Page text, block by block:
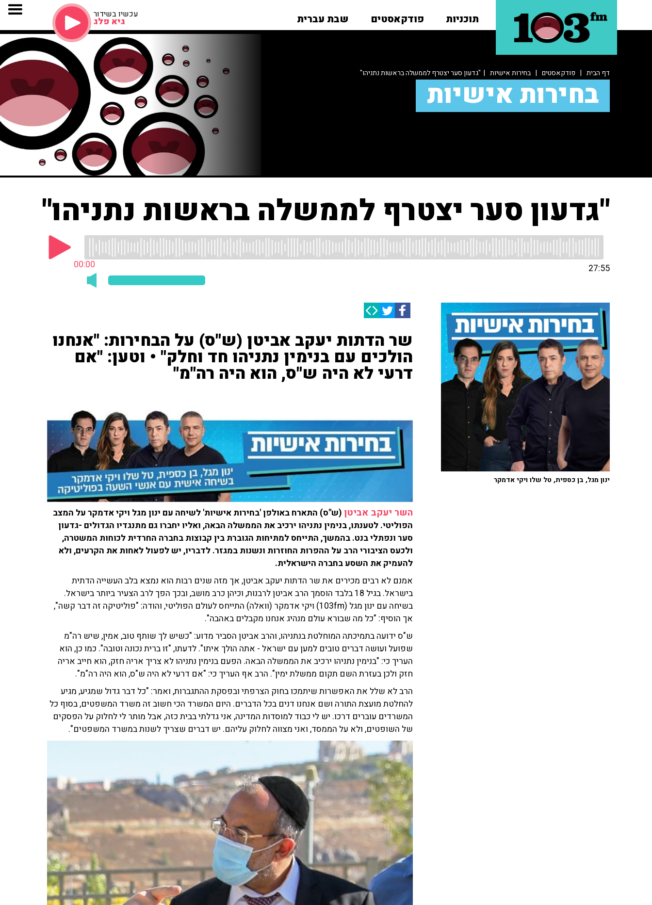
תוכניות פודקאסטים שבת עברית עכשיו בשידור
גיא פלג
דף הבית | פודקאסטים | בחירות אישיות | "גדעון סער יצטרף לממשלה בראשות נתניהו"
בחירות אישיות
"גדעון סער יצטרף לממשלה בראשות נתניהו"
00:00 27:55
שר הדתות יעקב אביטן (ש"ס) על הבחירות: "אנחנו
הולכים עם בנימין נתניהו חד וחלק" • וטען: "אם
דרעי לא היה ש"ס, הוא היה רה"מ"
השר יעקב אביטן (ש"ס) התארח באולפן 'בחירות אישיות' לשיחה עם ינון מגל ויקי אדמקר על המצב
הפוליטי. לטענתו, בנימין נתניהו ירכיב את הממשלה הבאה, ואליו יחברו גם מתנגדיו הגדולים -גדעון
סער ונפתלי בנט. בהמשך, התייחס למתיחות הגוברת בין קבוצות בחברה החרדית לכוחות המשטרה,
ולכעס הציבורי הרב על ההפרות החוזרות ונשנות במגזר. לדבריו, יש לפעול לאחות את הקרעים, ולא
להעמיק את השסע בחברה הישראלית.
אמנם לא רבים מכירים את שר הדתות יעקב אביטן, אך מזה שנים רבות הוא נמצא בלב העשייה הדתית
בישראל. בגיל 18 בלבד הוסמך הרב אביטן לרבנות, וכיהן כרב מושב, ובכך הפך לרב הצעיר ביותר בישראל.
בשיחה עם ינון מגל (103fm) ויקי אדמקר (וואלה) התייחס לעולם הפוליטי, והודה: "פוליטיקה זה דבר קשה",
אך הוסיף: "כל מה שבורא עולם מנהיג אנחנו מקבלים באהבה".
ש"ס ידועה בתמיכתה המוחלטת בנתניהו, והרב אביטן הסביר מדוע: "כשיש לך שותף טוב, אמין, שיש רה"מ
שפועל ועושה דברים טובים למען עם ישראל - אתה הולך איתו". לדעתו, "זו ברית נכונה וטובה". כמו כן, הוא
העריך כי: "בנימין נתניהו ירכיב את הממשלה הבאה. הפעם בנימין נתניהו לא צריך אריה חזק, הוא חייב אריה
חזק ולכן בעזרת השם תקום ממשלת ימין". הרב אף העריך כי: "אם דרעי לא היה ש"ס, הוא היה רה"מ".
הרב לא שלל את האפשרות שיתמכו בחוק הצרפתי ובפסקת ההתגברות, ואמר: "כל דבר גדול שמגיע, מגיע
להחלטת מועצת התורה ושם אנחנו דנים בכל הדברים. היום המשרד הכי חשוב זה משרד המשפטים, בסוף כל
המשרדים עוברים דרכו. יש לי כבוד למוסדות המדינה, אני גדלתי בבית כזה, אבל מותר לי לחלוק על הפסקים
של השופטים, ולא על הממסד, ואני מצווה לחלוק עליהם. יש דברים שצריך לשנות במשרד המשפטים".
ינון מגל, בן כספית, טל שלו ויקי אדמקר